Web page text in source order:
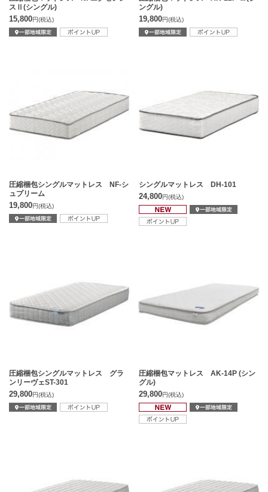
スⅡ(シングル)
15,800円(税込)
ングル)
19,800円(税込)
圧縮梱包シングルマットレス NF-シ
ュプリーム
19,800円(税込)
シングルマットレス DH-101
24,800円(税込)
圧縮梱包シングルマットレス グラ
ンリーヴェST-301
29,800円(税込)
圧縮梱包マットレス AK-14P (シン
グル)
29,800円(税込)